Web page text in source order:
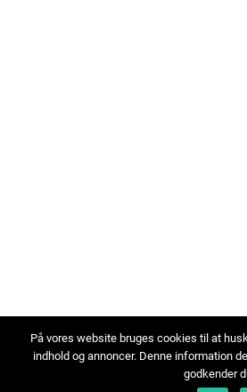
På vores website bruges cookies til at
indhold og annoncer. Denne information
godkender